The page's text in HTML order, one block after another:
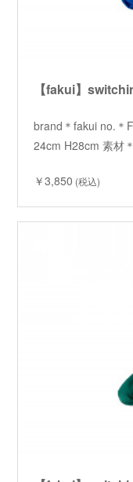
brand＊fakui no.＊
24cm H28cm 素材
￥3,850 (税込)